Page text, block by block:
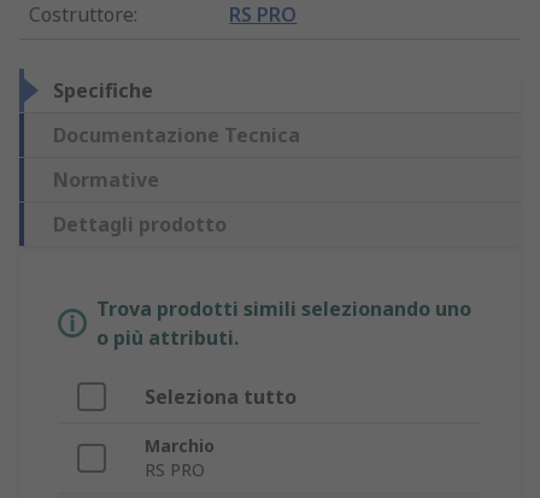
Costruttore: RS PRO
Specifiche
Documentazione Tecnica
Normative
Dettagli prodotto
Trova prodotti simili selezionando uno
o più attributi.
Seleziona tutto
Marchio
RS PRO